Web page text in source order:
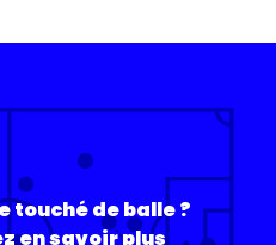
touché de balle ?
en savoir plus